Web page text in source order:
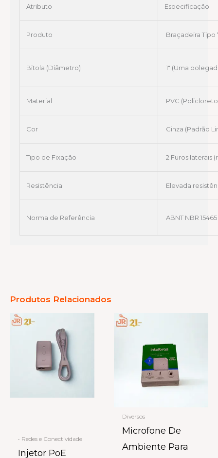
Atributo Especificação
Produto Braçadeira Tipo
Bitola (Diâmetro) 1″ (Uma
Material PVC
Cor Cinza (Padrão
Tipo de Fixação 2 Furos laterais
Resistência Elevada
Norma de Referência ABNT NBR 15465
Produtos Relacionados
• Redes e Conectividade
Injetor PoE
Diversos
Microfone De
Ambiente Para